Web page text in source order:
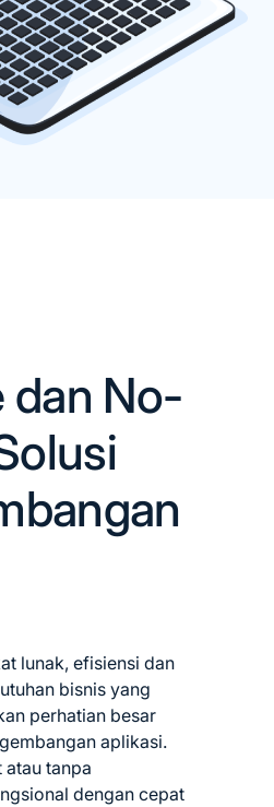
dan No-
lunak, efisiensi dan
bisnis yang
perhatian besar
aplikasi.
tanpa
dengan cepat